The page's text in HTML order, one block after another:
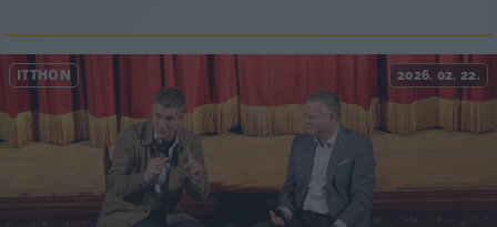
ITTHON 2026. 02. 22.